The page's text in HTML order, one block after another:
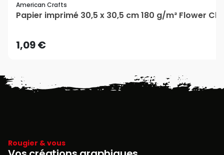
American Crafts
Papier imprimé 30,5 x 30,5 cm 180 g/m² Flower
1,09 €
Rougier & vous